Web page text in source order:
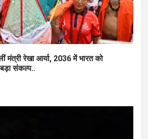
मंत्री रेखा आर्या, 2036 में भारत को
संकल्प..